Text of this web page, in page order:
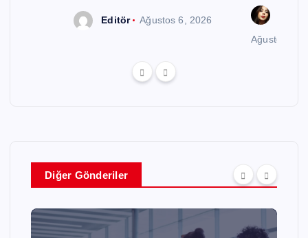
Editör Ağustos 6, 2026
Ağustos 6,
Diğer Gönderiler